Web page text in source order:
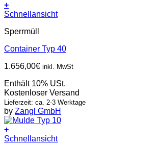
+
Schnellansicht
Sperrmüll
Container Typ 40
1.656,00€ inkl. MwSt
Enthält 10% USt.
Kostenloser Versand
Lieferzeit: ca. 2-3 Werktage
by Zangl GmbH
+
Schnellansicht